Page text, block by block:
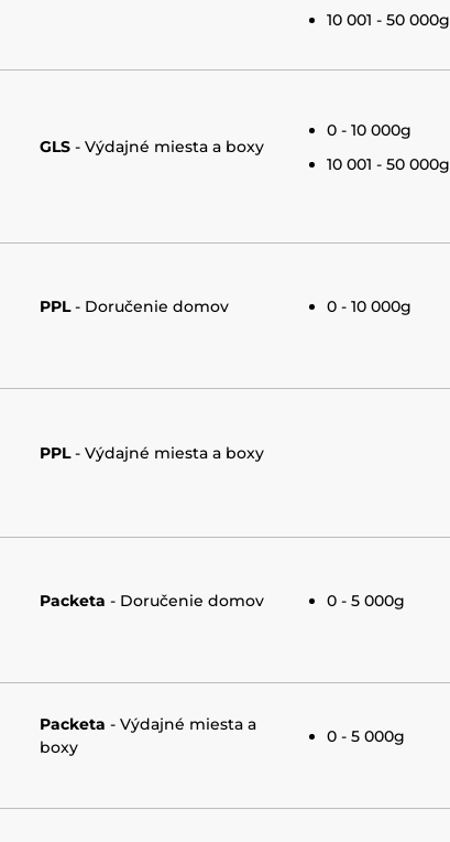
10 001 - 50 000g
GLS - Výdajné miesta a boxy
0 - 10 000g
10 001 - 50 000g
PPL- Doručenie domov 0 - 10 000g
PPL- Výdajné miesta a boxy
Packeta - Doručenie domov 0 - 5 000g
Packeta - Výdajné miesta a
boxy
0 - 5 000g